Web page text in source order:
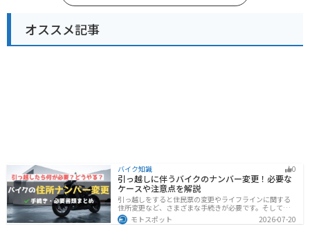
オススメ記事
バイク知識 0
引っ越しに伴うバイクのナンバー変更！必要な
ケースや注意点を解説
引っ越しをすると住民票の変更やライフラインに関する
住所変更など、さまざまな手続きが必要です。そしてバ
イク乗りの場合は、住所変更やナンバー変更といったバ
モトスポット
2026-07-20